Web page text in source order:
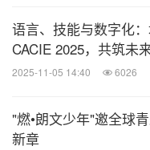
语言、技能与数字化
CACIE 2025，共筑未
2025-11-05 14:40 6026
"燃•朗文少年"邀全球
新章